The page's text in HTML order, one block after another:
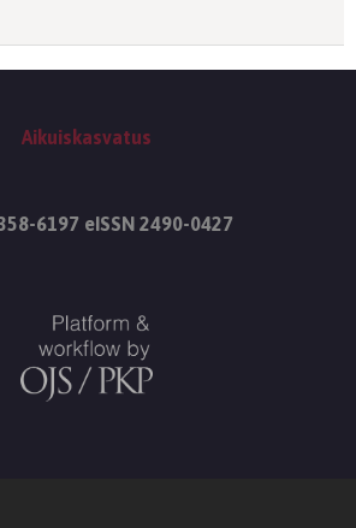
Aikuiskasvatus
6197 eISSN 2490-0427